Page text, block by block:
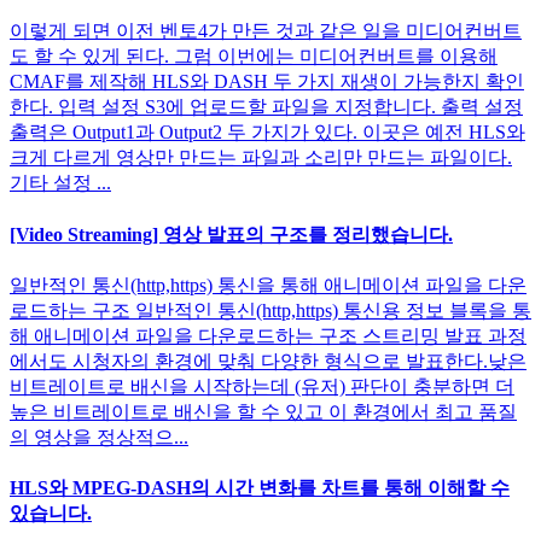
이렇게 되면 이전 벤토4가 만든 것과 같은 일을 미디어컨버트
도 할 수 있게 된다. 그럼 이번에는 미디어컨버트를 이용해
CMAF를 제작해 HLS와 DASH 두 가지 재생이 가능한지 확인
한다. 입력 설정 S3에 업로드할 파일을 지정합니다. 출력 설정
출력은 Output1과 Output2 두 가지가 있다. 이곳은 예전 HLS와
크게 다르게 영상만 만드는 파일과 소리만 만드는 파일이다.
기타 설정 ...
[Video Streaming] 영상 발표의 구조를 정리했습니다.
일반적인 통신(http,https) 통신을 통해 애니메이션 파일을 다운
로드하는 구조 일반적인 통신(http,https) 통신용 정보 블록을 통
해 애니메이션 파일을 다운로드하는 구조 스트리밍 발표 과정
에서도 시청자의 환경에 맞춰 다양한 형식으로 발표한다.낮은
비트레이트로 배신을 시작하는데 (유저) 판단이 충분하면 더
높은 비트레이트로 배신을 할 수 있고 이 환경에서 최고 품질
의 영상을 정상적으...
HLS와 MPEG-DASH의 시간 변화를 차트를 통해 이해할 수
있습니다.